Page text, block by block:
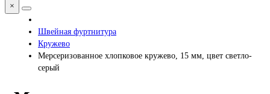
×
Швейная фуртнитура
Кружево
Мерсеризованное хлопковое кружево, 15 мм, цвет светло-
серый